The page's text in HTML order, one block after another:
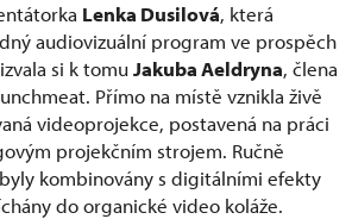
Lenka Dusilová, která
audiovizuální program ve prospěch
si k tomuJakuba Aeldryna, člena
Přímo na místě vznikla živě
videoprojekce, postavená na práci
projekčním strojem. Ručně
kombinovány s digitálními efekty
do organické video koláže.